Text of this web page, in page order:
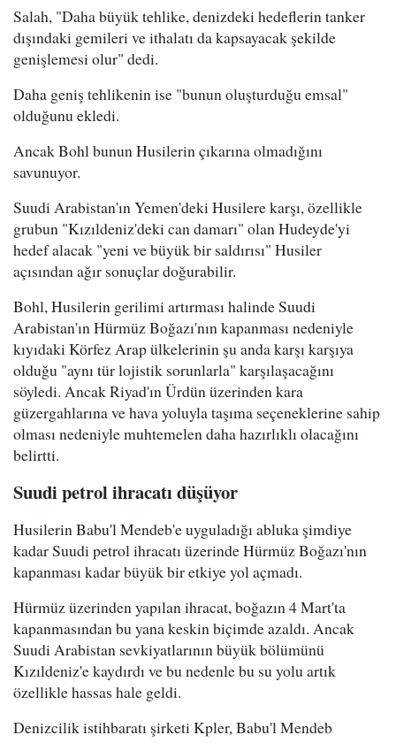
Salah, "Daha büyük tehlike, denizdeki hedeflerin tanker
dışındaki gemileri ve ithalatı da kapsayacak şekilde
genişlemesi olur" dedi.
Daha geniş tehlikenin ise "bunun oluşturduğu emsal"
olduğunu ekledi.
Ancak Bohl bunun Husilerin çıkarına olmadığını
savunuyor.
Suudi Arabistan'ın Yemen'deki Husilere karşı, özellikle
grubun "Kızıldeniz'deki can damarı" olan Hudeyde'yi
hedef alacak "yeni ve büyük bir saldırısı" Husiler
açısından ağır sonuçlar doğurabilir.
Bohl, Husilerin gerilimi artırması halinde Suudi
Arabistan'ın Hürmüz Boğazı'nın kapanması nedeniyle
kıyıdaki Körfez Arap ülkelerinin şu anda karşı karşıya
olduğu "aynı tür lojistik sorunlarla" karşılaşacağını
söyledi. Ancak Riyad'ın Ürdün üzerinden kara
güzergahlarına ve hava yoluyla taşıma seçeneklerine sahip
olması nedeniyle muhtemelen daha hazırlıklı olacağını
belirtti.
Suudi petrol ihracatı düşüyor
Husilerin Babu'l Mendeb'e uyguladığı abluka şimdiye
kadar Suudi petrol ihracatı üzerinde Hürmüz Boğazı'nın
kapanması kadar büyük bir etkiye yol açmadı.
Hürmüz üzerinden yapılan ihracat, boğazın 4 Mart'ta
kapanmasından bu yana keskin biçimde azaldı. Ancak
Suudi Arabistan sevkiyatlarının büyük bölümünü
Kızıldeniz'e kaydırdı ve bu nedenle bu su yolu artık
özellikle hassas hale geldi.
Denizcilik istihbaratı şirketi Kpler, Babu'l Mendeb